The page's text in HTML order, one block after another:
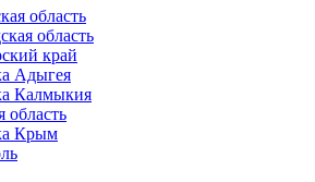
область
область
край
Адыгея
Калмыкия
область
Крым